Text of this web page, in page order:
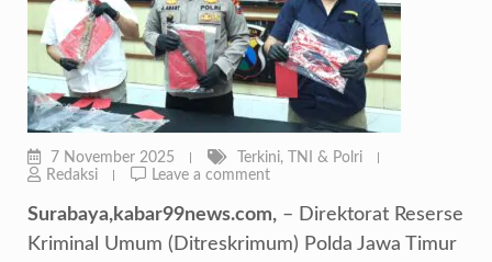
7 November 2025 Terkini,
TNI & Polri
Redaksi
Leave a comment
Surabaya,kabar99news.com, – Direktorat Reserse
Kriminal Umum (Ditreskrimum) Polda Jawa Timur